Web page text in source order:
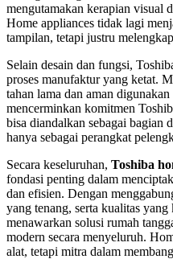
mengutamakan kerapian visual
Home appliances tidak lagi
tampilan, tetapi justru
Selain desain dan fungsi,
proses manufaktur yang ketat.
tahan lama dan aman
mencerminkan komitmen
bisa diandalkan sebagai bagian
hanya sebagai perangkat
Secara keseluruhan, Toshiba
fondasi penting dalam
dan efisien. Dengan
yang tenang, serta kualitas
menawarkan solusi rumah
modern secara menyeluruh.
alat, tetapi mitra dalam